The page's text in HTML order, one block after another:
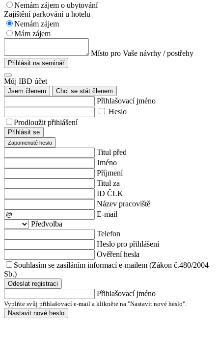
Nemám zájem o ubytování
Zajištění parkování u hotelu
Nemám zájem
Mám zájem
Místo pro Vaše návrhy / postřehy
Přihlásit na seminář
Můj IBD účet
Jsem členem Chci se stát členem
Přihlašovací jméno
Heslo
Prodloužit přihlášení
Přihlásit se
Zapomenuté heslo
Titul před
Jméno
Příjmení
Titul za
ID ČLK
Název pracoviště
E-mail
Předvolba
Telefon
Heslo pro přihlášení
Ověření hesla
Souhlasím se zasíláním informací e-mailem (Zákon č.480/2004
Sb.)
Odeslat registraci
Přihlašovací jméno
Vyplňte svůj přihlašovací e-mail a klikněte na "Nastavit nové heslo".
Nastavit nové heslo